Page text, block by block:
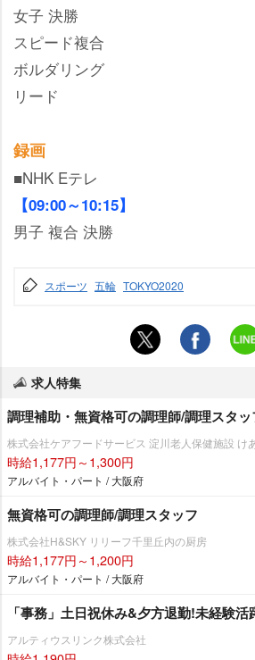
女子 決勝
スピード複合
ボルダリング
リード
録画
■NHK Eテレ
【09:00～10:15】
男子 複合 決勝
スポーツ 五輪 TOKYO2020
求人特集
調理補助・無資格可の調理師/調理スタッ
株式会社ケアフードサービス 淀川老人保健施設 け
時給1,177円～1,300円
アルバイト・パート / 大阪府
無資格可の調理師/調理スタッフ
株式会社H&SKY リリーフ千里丘内の厨房
時給1,177円～1,200円
アルバイト・パート / 大阪府
「事務」土日祝休み&夕方退勤!未経験
アルティウスリンク株式会社